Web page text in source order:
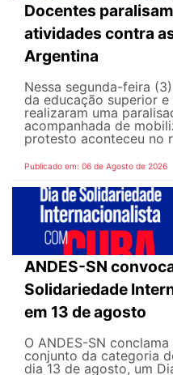
Docentes
atividades contra
Argentina
Nessa segunda-feira
da educação superior
realizaram uma
acompanhada de
protesto aconteceu no
Publicado em: 06 de Agosto de 2026
ANDES-SN
Solidariedade
em 13 de agosto
O ANDES-SN
conjunto da categoria
dia 13 de agosto, um